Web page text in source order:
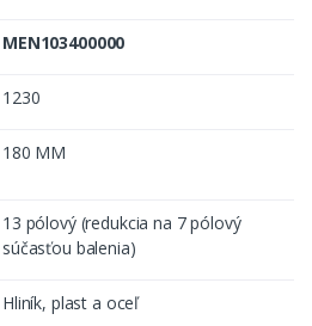
MEN103400000
1230
180 MM
13 pólový (redukcia na 7 pólový
súčasťou balenia)
Hliník, plast a oceľ